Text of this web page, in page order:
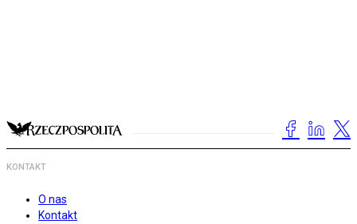
KONTAKT
O nas
Kontakt